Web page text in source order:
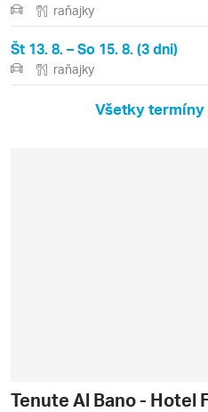
raňajky
Št 13. 8. – So 15. 8. (3 dni)
raňajky
Všetky termíny
Tenute Al Bano - Hotel